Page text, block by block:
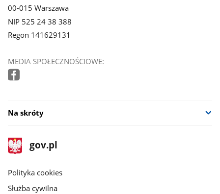
00-015 Warszawa
NIP 525 24 38 388
Regon 141629131
MEDIA SPOŁECZNOŚCIOWE:
Na skróty
stopka
gov.pl
Strona
gov.pl
gov.pl
Polityka cookies
Służba cywilna